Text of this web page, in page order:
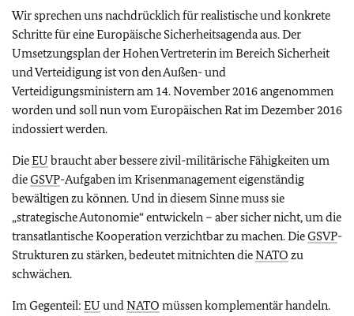
Wir sprechen uns nachdrücklich für realistische und konkrete
Schritte für eine Europäische Sicherheitsagenda aus. Der
Umsetzungsplan der Hohen Vertreterin im Bereich Sicherheit
und Verteidigung ist von den Außen- und
Verteidigungsministern am 14. November 2016 angenommen
worden und soll nun vom Europäischen Rat im Dezember 2016
indossiert werden.
DieEU braucht aber bessere zivil-militärische Fähigkeiten um
dieGSVP-Aufgaben im Krisenmanagement eigenständig
bewältigen zu können. Und in diesem Sinne muss sie
„strategische Autonomie“ entwickeln – aber sicher nicht, um die
transatlantische Kooperation verzichtbar zu machen. DieGSVP-
Strukturen zu stärken, bedeutet mitnichten dieNATO zu
schwächen.
Im Gegenteil: EU undNATO müssen komplementär handeln.